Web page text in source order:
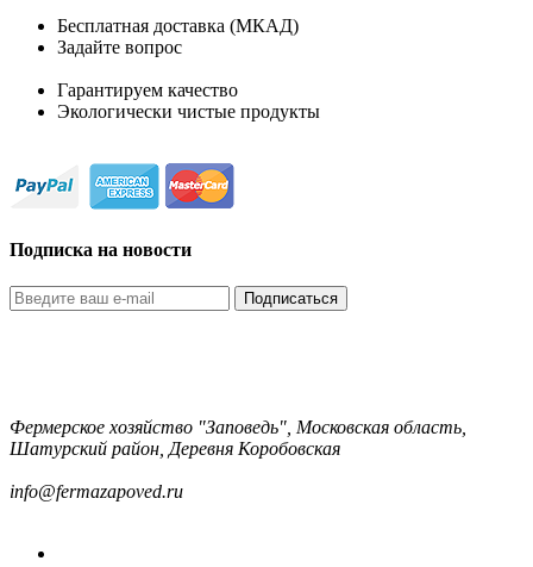
Бесплатная доставка (МКАД)
Задайте вопрос
Гарантируем качество
Экологически чистые продукты
Подписка на новости
Подписаться
Фермерское хозяйство "Заповедь", Московская область,
Шатурский район, Деревня Коробовская
info@fermazapoved.ru